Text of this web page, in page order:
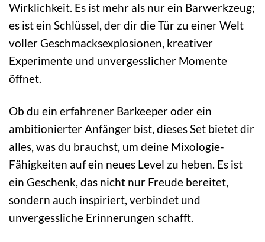
Wirklichkeit. Es ist mehr als nur ein Barwerkzeug;
es ist ein Schlüssel, der dir die Tür zu einer Welt
voller Geschmacksexplosionen, kreativer
Experimente und unvergesslicher Momente
öffnet.
Ob du ein erfahrener Barkeeper oder ein
ambitionierter Anfänger bist, dieses Set bietet dir
alles, was du brauchst, um deine Mixologie-
Fähigkeiten auf ein neues Level zu heben. Es ist
ein Geschenk, das nicht nur Freude bereitet,
sondern auch inspiriert, verbindet und
unvergessliche Erinnerungen schafft.